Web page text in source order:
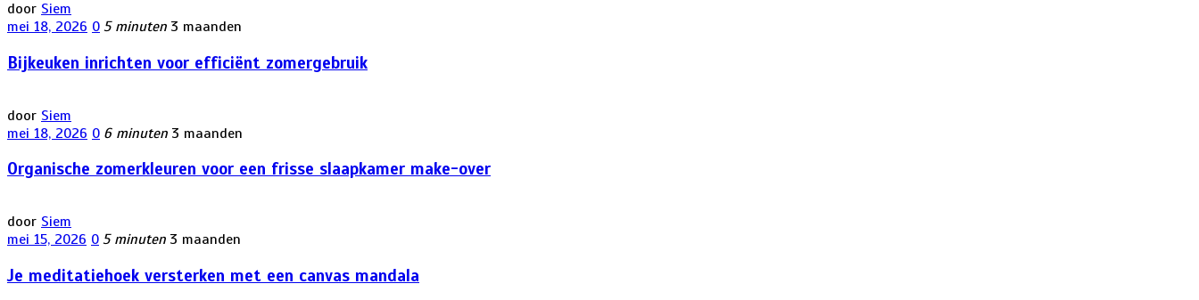
door Siem
mei 18, 2026 0 5 minuten 3 maanden
Bijkeuken inrichten voor efficiënt zomergebruik
door Siem
mei 18, 2026 0 6 minuten 3 maanden
Organische zomerkleuren voor een frisse slaapkamer make-over
door Siem
mei 15, 2026 0 5 minuten 3 maanden
Je meditatiehoek versterken met een canvas mandala